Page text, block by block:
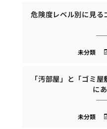
危険度レベル別に見る
未分類
「汚部屋」と「ゴミ
に
未分類